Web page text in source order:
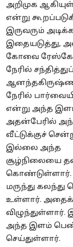
அறிமுக
என்று
இருவரும்
இதையடுத்து,
கோவை
நேரில் சந்தித்துப்
நேரில்
என்று அந்த
அதன்பேரில்
வீட்டுக்குச்
இல்லை அந்த
சூழ்நிலையை
மருந்து கலந்து
உள்ளார். அதைக்
அந்த இளம்
செய்துள்ளார்.